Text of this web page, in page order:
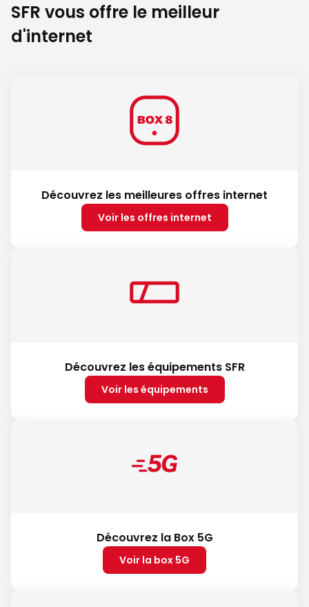
SFR vous offre le meilleur
d'internet
Découvrez les meilleures offres internet
Voir les offres internet
Découvrez les équipements SFR
Voir les équipements
Découvrez la Box 5G
Voir la box 5G